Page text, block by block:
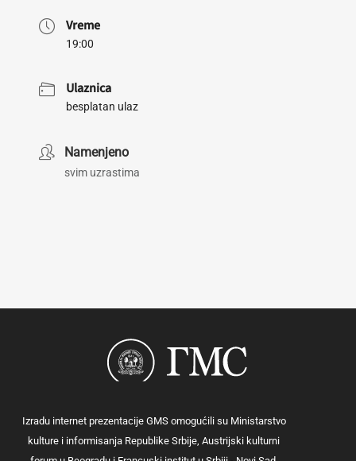
Vreme
19:00
Ulaznica
besplatan ulaz
Namenjeno
svim uzrastima
Izradu internet prezentacije GMS omogućili su Ministarstvo
kulture i informisanja Republike Srbije, Austrijski kulturni